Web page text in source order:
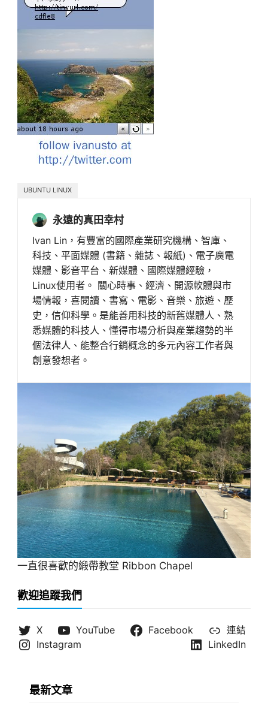
UBUNTU LINUX
永遠的真田幸村
Ivan Lin，有豐富的國際產業研究機構、智庫、
科技、平面媒體 (書籍、雜誌、報紙)、電子廣電
媒體、影音平台、新媒體、國際媒體經驗，
Linux使用者。 關心時事、經濟、開源軟體與市
場情報，喜閱讀、書寫、電影、音樂、旅遊、歷
史，信仰科學。是能善用科技的新舊媒體人、熟
悉媒體的科技人、懂得市場分析與產業趨勢的半
個法律人、能整合行銷概念的多元內容工作者與
創意發想者。
一直很喜歡的緞帶教堂 Ribbon Chapel
歡迎追蹤我們
X YouTube Facebook
連結
Instagram
LinkedIn
最新文章